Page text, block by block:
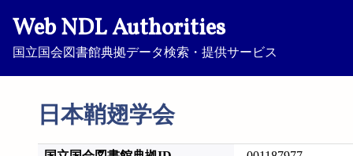
Web NDL Authorities
国立国会図書館典拠データ検索・提供サービス
日本鞘翅学会